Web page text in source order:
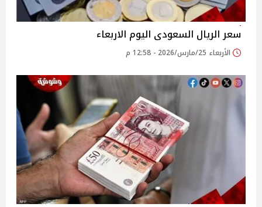
سعر الريال السعودى اليوم الاربعاء
الأربعاء 25/مارس/2026 - 12:58 م